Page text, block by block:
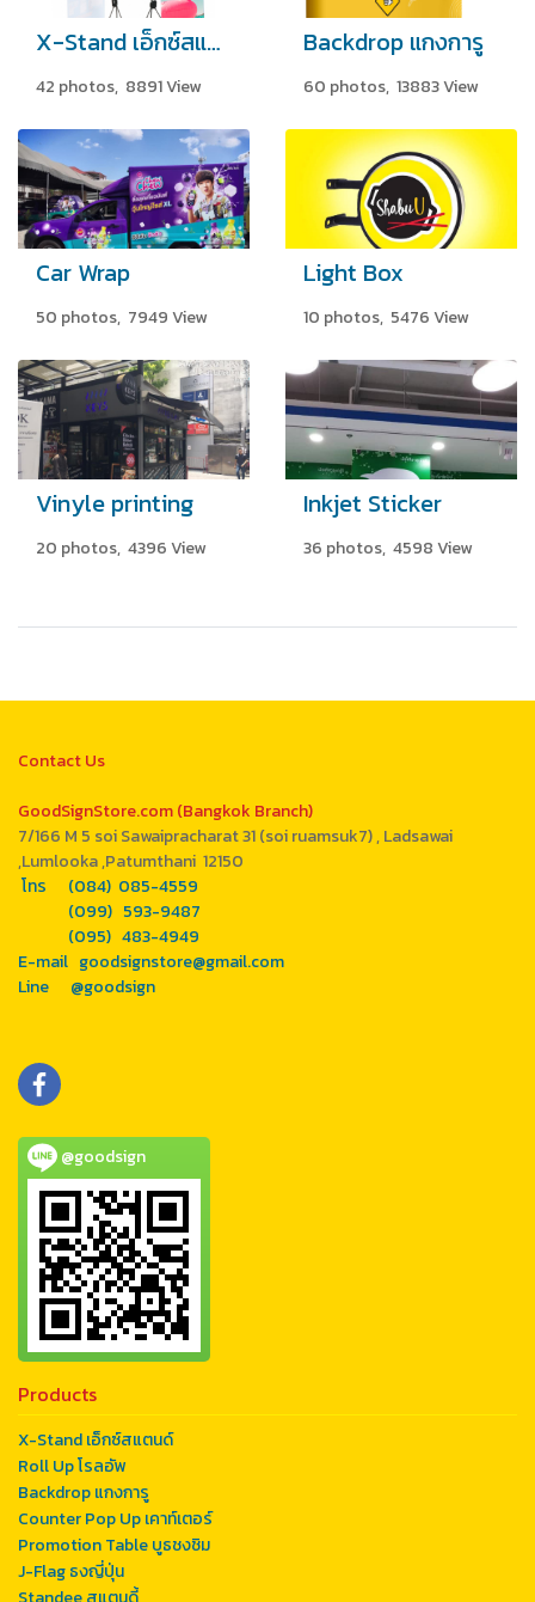
X-Stand เอ็กซ์สแตนด์
42 photos, 8891 View
Backdrop แกงการู
60 photos, 13883 View
Car Wrap
50 photos, 7949 View
Light Box
10 photos, 5476 View
Vinyle printing
20 photos, 4396 View
Inkjet Sticker
36 photos, 4598 View
Contact Us
GoodSignStore.com (Bangkok Branch)
7/166 M 5 soi Sawaipracharat 31 (soi ruamsuk7) , Ladsawai
,Lumlooka ,Patumthani 12150
โทร (084) 085-4559
(099) 593-9487
(095) 483-4949
E-mail goodsignstore@gmail.com
Line @goodsign
@goodsign
Products
X-Stand เอ็กซ์สแตนด์
Roll Up โรลอัพ
Backdrop แกงการู
Counter Pop Up เคาท์เตอร์
Promotion Table บูธชงชิม
J-Flag ธงญี่ปุ่น